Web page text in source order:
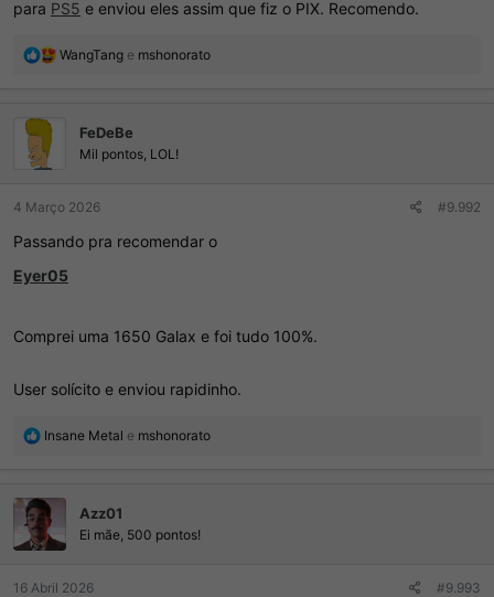
para PS5 e enviou eles assim que fiz o PIX. Recomendo.
R
WangTang e mshonorato
FeDeBe
Mil pontos, LOL!
4 Março 2026 #9.992
Passando pra recomendar o
Eyer05
Comprei uma 1650 Galax e foi tudo 100%.
User solícito e enviou rapidinho.
R
ç
õ
e
s
Insane Metal e mshonorato
Azz01
Ei mãe, 500 pontos!
16 Abril 2026 #9.993